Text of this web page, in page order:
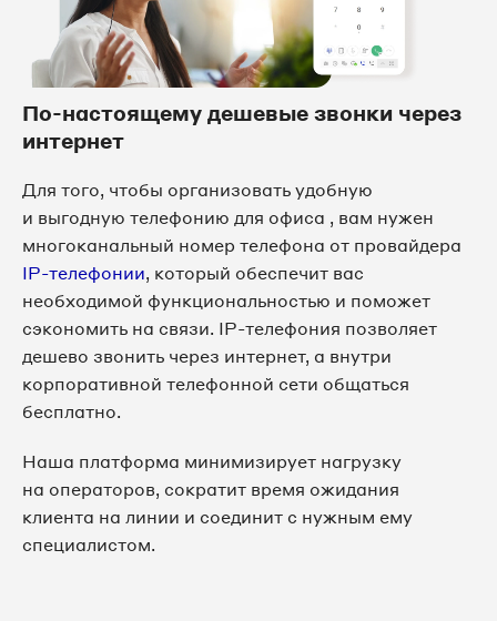
По-настоящему дешевые звонки через
интернет
Для того, чтобы организовать удобную
и выгодную телефонию для офиса , вам нужен
многоканальный номер телефона от провайдера
IP-телефонии, который обеспечит вас
необходимой функциональностью и поможет
сэкономить на связи. IP-телефония позволяет
дешево звонить через интернет, а внутри
корпоративной телефонной сети общаться
бесплатно.
Наша платформа минимизирует нагрузку
на операторов, сократит время ожидания
клиента на линии и соединит с нужным ему
специалистом.